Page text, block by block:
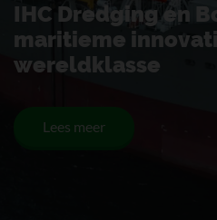
IHC Dredging en
maritieme
wereldklasse
Lees meer